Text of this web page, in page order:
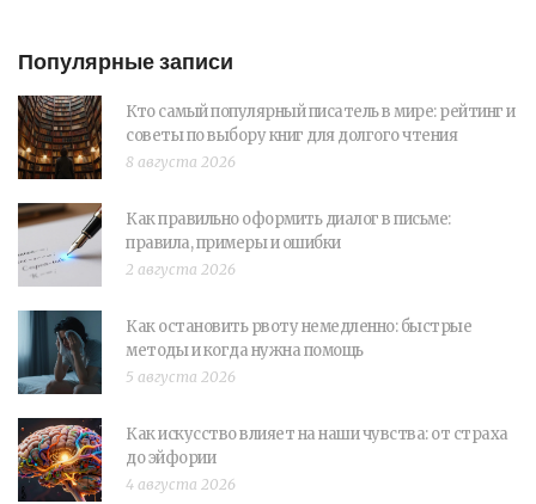
Популярные записи
Кто самый популярный писатель в мире: рейтинг и
советы по выбору книг для долгого чтения
8 августа 2026
Как правильно оформить диалог в письме:
правила, примеры и ошибки
2 августа 2026
Как остановить рвоту немедленно: быстрые
методы и когда нужна помощь
5 августа 2026
Как искусство влияет на наши чувства: от страха
до эйфории
4 августа 2026